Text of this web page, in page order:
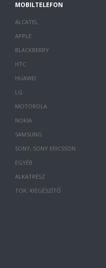
MOBILTELEFON
ALCATEL
APPLE
BLACKBERRY
HTC
HUAWEI
LG
MOTOROLA
NOKIA
SAMSUNG
SONY, SONY ERICSSON
EGYÉB
ALKATRÉSZ
TOK, KIEGÉSZÍTŐ